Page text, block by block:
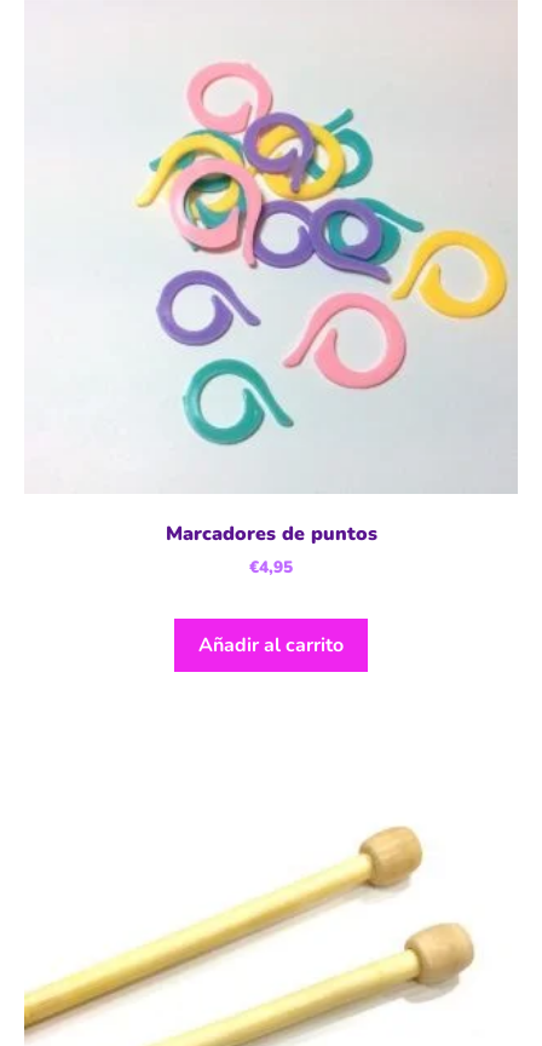
Marcadores de puntos
€4,95
Añadir al carrito